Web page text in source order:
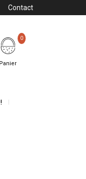
Contact
Panier
0